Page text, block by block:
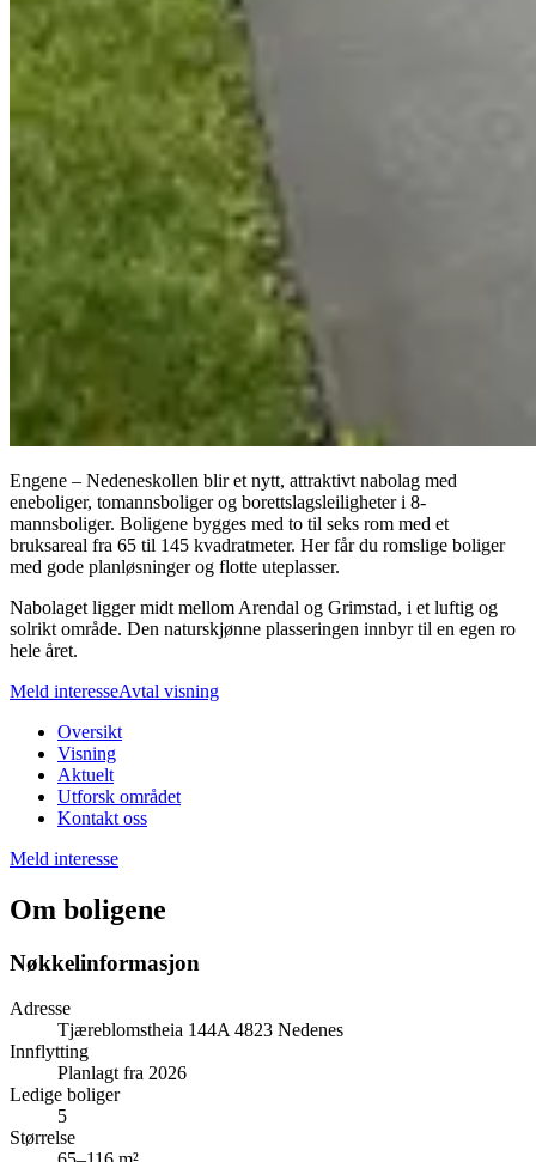
Engene – Nedeneskollen blir et nytt, attraktivt nabolag med
eneboliger, tomannsboliger og borettslagsleiligheter i 8-
mannsboliger. Boligene bygges med to til seks rom med et
bruksareal fra 65 til 145 kvadratmeter. Her får du romslige boliger
med gode planløsninger og flotte uteplasser.
Nabolaget ligger midt mellom Arendal og Grimstad, i et luftig og
solrikt område. Den naturskjønne plasseringen innbyr til en egen ro
hele året.
Meld interesseAvtal visning
Oversikt
Visning
Aktuelt
Utforsk området
Kontakt oss
Meld interesse
Om boligene
Nøkkelinformasjon
Adresse
Tjæreblomstheia 144A 4823 Nedenes
Innflytting
Planlagt fra 2026
Ledige boliger
5
Størrelse